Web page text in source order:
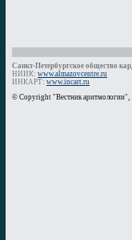
Санкт-Петербургское общество
НИИК: www.almazovcentre.ru
ИНКАРТ: www.incart.ru
© Copyright "Вестник аритмологии",